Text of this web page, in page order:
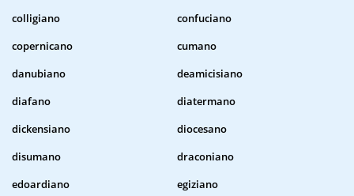
colligiano
confuciano
copernicano
cumano
danubiano
deamicisiano
diafano
diatermano
dickensiano
diocesano
disumano
draconiano
edoardiano
egiziano